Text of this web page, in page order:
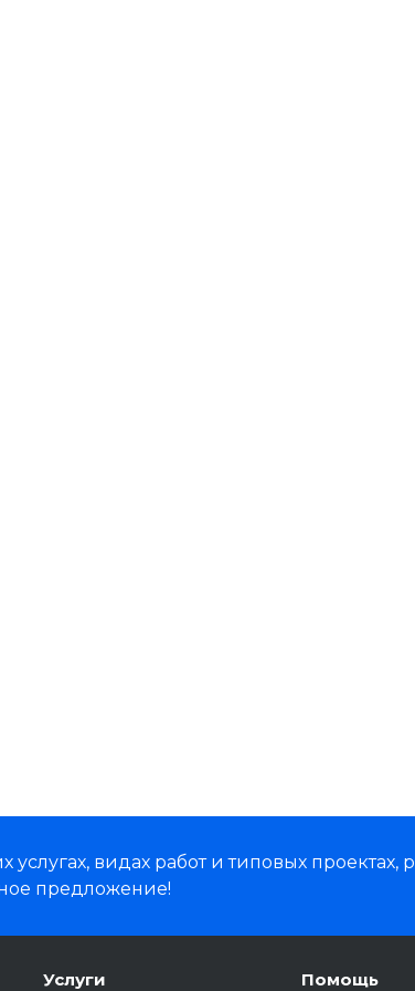
видах работ и типовых проектах,
предложение!
Услуги Помощь